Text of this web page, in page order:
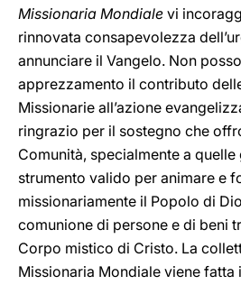
Missionaria Mondiale vi
rinnovata consapevolezza
annunciare il Vangelo. Non
apprezzamento il contributo
Missionarie all’azione
ringrazio per il sostegno che
Comunità, specialmente a quelle
strumento valido per animare e
missionariamente il Popolo di
comunione di persone e di beni
Corpo mistico di Cristo. La
Missionaria Mondiale viene fatta